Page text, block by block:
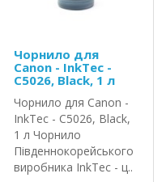
Чорнило для
Canon - InkTec -
C5026, Black, 1 л
Чорнило для Canon -
InkTec - C5026, Black,
1 л Чорнило
Південнокорейського
виробника InkTec - ц..